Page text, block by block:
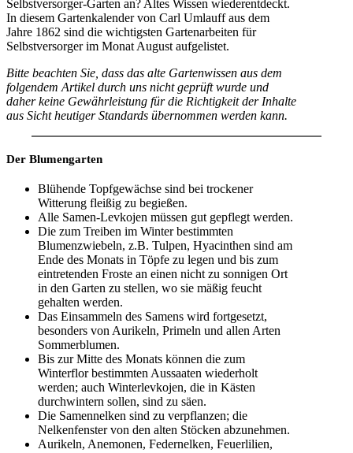
Selbstversorger-Garten an? Altes Wissen wiederentdeckt.
In diesem Gartenkalender von Carl Umlauff aus dem
Jahre 1862 sind die wichtigsten Gartenarbeiten für
Selbstversorger im Monat August aufgelistet.
Bitte beachten Sie, dass das alte Gartenwissen aus dem
folgendem Artikel durch uns nicht geprüft wurde und
daher keine Gewährleistung für die Richtigkeit der Inhalte
aus Sicht heutiger Standards übernommen werden kann.
Der Blumengarten
Blühende Topfgewächse sind bei trockener
Witterung fleißig zu begießen.
Alle Samen-Levkojen müssen gut gepflegt werden.
Die zum Treiben im Winter bestimmten
Blumenzwiebeln, z.B. Tulpen, Hyacinthen sind am
Ende des Monats in Töpfe zu legen und bis zum
eintretenden Froste an einen nicht zu sonnigen Ort
in den Garten zu stellen, wo sie mäßig feucht
gehalten werden.
Das Einsammeln des Samens wird fortgesetzt,
besonders von Aurikeln, Primeln und allen Arten
Sommerblumen.
Bis zur Mitte des Monats können die zum
Winterflor bestimmten Aussaaten wiederholt
werden; auch Winterlevkojen, die in Kästen
durchwintern sollen, sind zu säen.
Die Samennelken sind zu verpflanzen; die
Nelkenfenster von den alten Stöcken abzunehmen.
Aurikeln, Anemonen, Federnelken, Feuerlilien,